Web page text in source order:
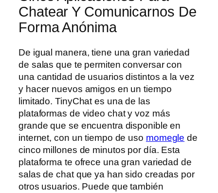
Chatear Y Comunicarnos De
Forma Anónima
De igual manera, tiene una gran variedad
de salas que te permiten conversar con
una cantidad de usuarios distintos a la vez
y hacer nuevos amigos en un tiempo
limitado. TinyChat es una de las
plataformas de video chat y voz más
grande que se encuentra disponible en
internet, con un tiempo de uso momegle de
cinco millones de minutos por día. Esta
plataforma te ofrece una gran variedad de
salas de chat que ya han sido creadas por
otros usuarios. Puede que también